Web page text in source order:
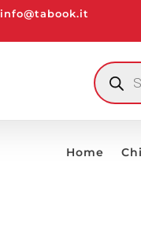
info@tabook.it
RICERCA
Home